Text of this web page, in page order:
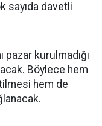
sayıda davetli
pazar kurulmadığı
Böylece hem
hem de